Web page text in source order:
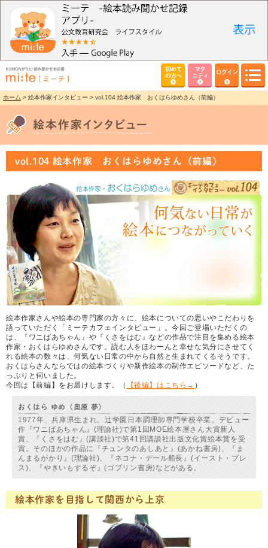
初めて
の方へ
マタ
ニティ
ログイン
ホーム > 絵本作家インタビュー > vol.104 絵本作家 おくはらゆめさん（前編）
vol.104 絵本作家 おくはらゆめさん（前編）
絵本作家さんや絵本の専門家の方々に、絵本についての思いやこだわりを
語っていただく「ミーテカフェインタビュー」。今回ご登場いただくの
は、『ワニばあちゃん』や『くさをはむ』などの作品で注目を集める絵本
作家・おくはらゆめさんです。読む人をほわーんと幸せな気分にさせてく
れる絵本の数々は、何気ない日常の中から自然と生まれてくるそうです。
おくはらさんならではの絵本づくりや新作絵本の制作エピソードなど、た
っぷりと伺いました。
今回は【前編】をお届けします。（
【後編】はこちら→ ）
おくはら ゆめ（奥原 夢）
1977年、兵庫県生まれ。辻学園日本調理師専門学校卒業。デビュー
作『ワニばあちゃん』(理論社)で第1回MOE絵本屋さん大賞新人
賞、『くさをはむ』(講談社)で第41回講談社出版文化賞絵本賞を受
賞。そのほかの作品に『チュンタのあしあと』(あかね書房)、『ま
んまるがかり』(理論社)、『ネコナ・デール船長』(イースト・プレ
ス)、『やきいもするぞ』(ゴブリン書房)などがある。
絵本作家を目指して関西から上京